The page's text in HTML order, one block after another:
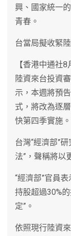
興、國家統一
青春。
台當局擬收緊
【香港中通社
陸資來台投資
示，本週將預
式，將改為逐
快第四季實施。
台灣“經濟部”
法”，聲稱將以
“經濟部”官員
持股超過30%
定”。
依照現行陸資